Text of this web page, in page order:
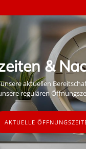
&
aktuellen
regulären
AKTUELLE